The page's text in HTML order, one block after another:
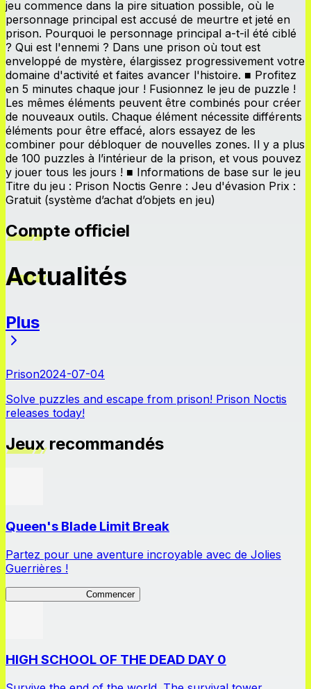
jeu commence dans la pire situation possible, où le
personnage principal est accusé de meurtre et jeté en
prison. Pourquoi le personnage principal a-t-il été ciblé
? Qui est l'ennemi ? Dans une prison où tout est
enveloppé de mystère, élargissez progressivement votre
domaine d'activité et faites avancer l'histoire. ■ Profitez
en 5 minutes chaque jour ! Fusionnez le jeu de puzzle !
Les mêmes éléments peuvent être combinés pour créer
de nouveaux outils. Chaque élément nécessite différents
éléments pour être effacé, alors essayez de les
combiner pour débloquer de nouvelles zones. Il y a plus
de 100 puzzles à l’intérieur de la prison, et vous pouvez
y jouer tous les jours ! ■ Informations de base sur le jeu
Titre du jeu : Prison Noctis Genre : Jeu d'évasion Prix ​​:
Gratuit (système d’achat d’objets en jeu)
Compte officiel
Actualités
Plus
Prison2024-07-04
Solve puzzles and escape from prison! Prison Noctis
releases today!
Jeux recommandés
Queen's Blade Limit Break
Partez pour une aventure incroyable avec de Jolies
Guerrières !
Commencer
HIGH SCHOOL OF THE DEAD DAY 0